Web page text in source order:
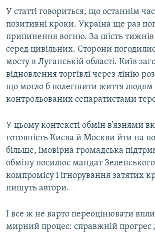
У статті говориться, що останнім
позитивні кроки. Україна ще раз
припинення вогню. За шість тижнів
серед цивільних. Сторони
мосту в Луганській області. Київ
відновлення торгівлі через лінію
що могло б полегшити життя людям
контрольованих сепаратистами
У цьому контексті обмін в’язнями
готовність Києва й Москви йти на
більше, імовірна громадська
обміну посилює мандат
компромісу і ігнорування затятих
пишуть автори.
І все ж не варто переоцінювати
мирний процес: справжній прогрес